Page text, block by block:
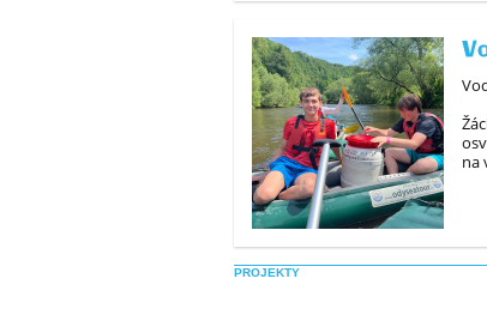
na
PROJEKTY